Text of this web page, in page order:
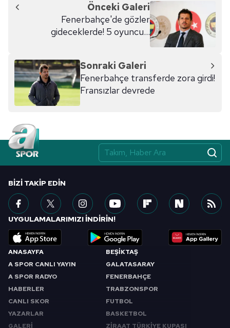
Önceki Galeri
Fenerbahçe'de gözler
gideceklerde! 5 oyuncu...
Sonraki Galeri
Fenerbahçe transferde zora girdi!
Fransızlar devrede
ANASAYFA
A SPOR CANLI YAYIN
A SPOR RADYO
HABERLER
CANLI SKOR
YAZARLAR
GALERİ
BEŞİKTAŞ
GALATASARAY
FENERBAHÇE
TRABZONSPOR
FUTBOL
BASKETBOL
ZİRAAT TÜRKİYE KUPASI
BIZI TAKIP EDIN
UYGULAMALARIMIZI İNDİRİN!